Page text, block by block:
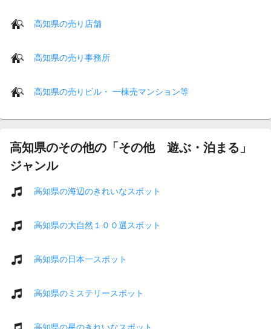
高知県の売り店舗
高知県の売り事務所
高知県の売りビル・ 一棟売マンション等
高知県のその他の「その他 遊ぶ・泊まる」
ジャンル
高知県の海辺のきれいなスポット
高知県の大自然１００選スポット
高知県の日本一スポット
高知県のミステリースポット
高知県の星のきれいなスポット